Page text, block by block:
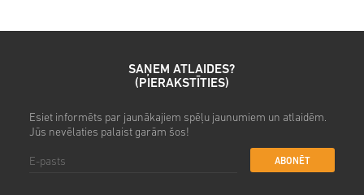
SAŅEM ATLAIDES?
(PIERAKSTĪTIES)
Esiet informēts par jaunākajiem spēļu jaunumiem un atlaidēm.
Jūs nevēlaties palaist garām šos!
ABONĒT